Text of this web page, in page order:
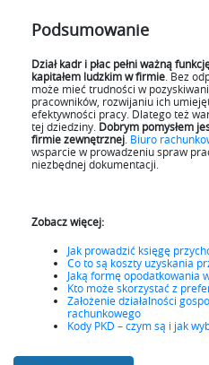
Podsumowanie
Dział kadr i płac pełni ważną
kapitałem ludzkim w firmie . Bez
może mieć trudności w
pracowników, rozwijaniu ich
efektywności pracy. Dlatego też
tej dziedziny. Dobrym pomysłem
firmie zewnętrznej Biuro
wsparcie w prowadzeniu spraw
niezbędnej dokumentacji.
Zobacz więcej:
Jak prowadzić księgę
Co to są koszty uzyskania
Jaką formę opodatkowania
Kto może skorzystać z
Założenie działalności
rachunkowego
Kody PKD – czym są i jak